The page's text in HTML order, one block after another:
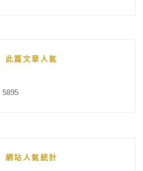
此篇文章人氣
5895
網站人氣統計